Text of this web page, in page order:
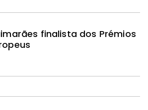
finalista dos Prémios